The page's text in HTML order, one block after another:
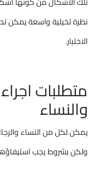
نظرة تخيلية واسعة يمكن
الاختبار.
متطلبات اجراء
والنساء
يمكن لكل من النساء
ولكن بشروط يجب